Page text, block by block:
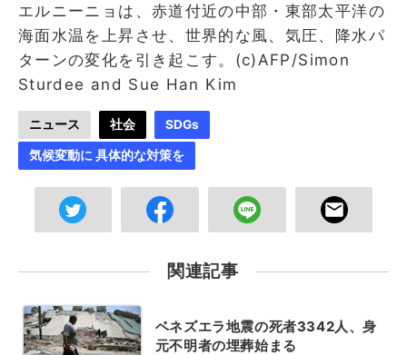
エルニーニョは、赤道付近の中部・東部太平洋の
海面水温を上昇させ、世界的な風、気圧、降水パ
ターンの変化を引き起こす。(c)AFP/Simon
Sturdee and Sue Han Kim
ニュース 社会 SDGs
気候変動に 具体的な対策を
関連記事
ベネズエラ地震の死者3342人、身
元不明者の埋葬始まる